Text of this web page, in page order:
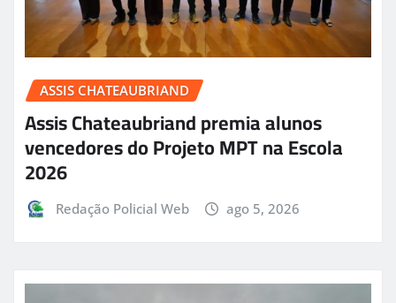
ASSIS CHATEAUBRIAND
Assis Chateaubriand premia alunos
vencedores do Projeto MPT na Escola
2026
Redação Policial Web ago 5, 2026